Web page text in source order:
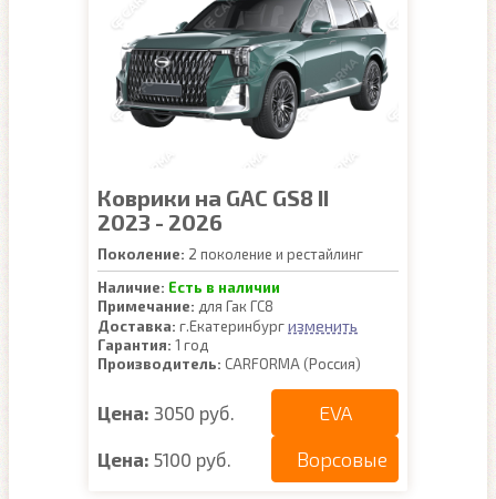
Коврики на GAC GS8 II
2023 - 2026
Поколение: 2 поколение и рестайлинг
Наличие: Есть в наличии
Примечание: для Гак ГС8
Доставка: г.Екатеринбургизменить
Гарантия: 1 год
Производитель: CARFORMA (Россия)
Цена: 3050 руб. EVA
Цена: 5100 руб. Ворсовые